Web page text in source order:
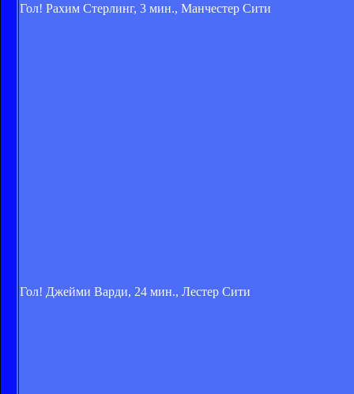
Гол! Рахим Стерлинг, 3 мин., Манчестер Сити
Гол! Джейми Варди, 24 мин., Лестер Сити